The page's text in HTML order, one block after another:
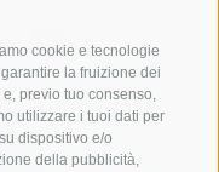
cookie e tecnologie
la fruizione dei
previo tuo consenso,
utilizzare i tuoi dati per
dispositivo e/o
della pubblicità,